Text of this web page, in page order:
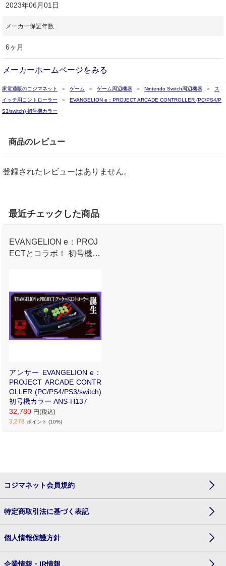
2023年06月01日
メーカー保証年数
6ヶ月
メーカーホームページをみる
家電通販のコジマネット ゲーム ゲーム周辺機器 Nintendo Switch周辺機器
ス
イッチ用コントローラー
EVANGELION e：PROJECT ARCADE CONTROLLER (PC/PS4/P
S3/switch) 初号機カラー
商品のレビュー
登録されたレビューはありません。
最近チェックした商品
EVANGELION e：PROJ
ECTとコラボ！ 初号機の
アンサー EVANGELION e：
PROJECT ARCADE CONTR
OLLER (PC/PS4/PS3/switch)
初号機カラー ANS-H137
32,780 円(税込)
3,278 ポイント (10%)
コジマネット会員規約
特定商取引法に基づく表記
個人情報保護方針
企業情報・IR情報